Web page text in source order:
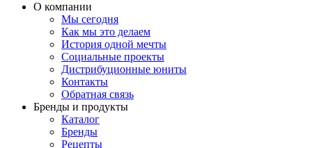
О компании
Мы сегодня
Как мы это делаем
История одной мечты
Социальные проекты
Дистрибуционные юниты
Контакты
Обратная связь
Бренды и продукты
Каталог
Бренды
Рецепты